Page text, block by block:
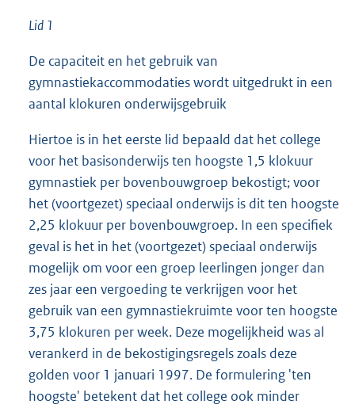
Lid 1
De capaciteit en het gebruik van
gymnastiekaccommodaties wordt uitgedrukt in een
aantal klokuren onderwijsgebruik
Hiertoe is in het eerste lid bepaald dat het college
voor het basisonderwijs ten hoogste 1,5 klokuur
gymnastiek per bovenbouwgroep bekostigt; voor
het (voortgezet) speciaal onderwijs is dit ten hoogste
2,25 klokuur per bovenbouwgroep. In een specifiek
geval is het in het (voortgezet) speciaal onderwijs
mogelijk om voor een groep leerlingen jonger dan
zes jaar een vergoeding te verkrijgen voor het
gebruik van een gymnastiekruimte voor ten hoogste
3,75 klokuren per week. Deze mogelijkheid was al
verankerd in de bekostigingsregels zoals deze
golden voor 1 januari 1997. De formulering 'ten
hoogste' betekent dat het college ook minder